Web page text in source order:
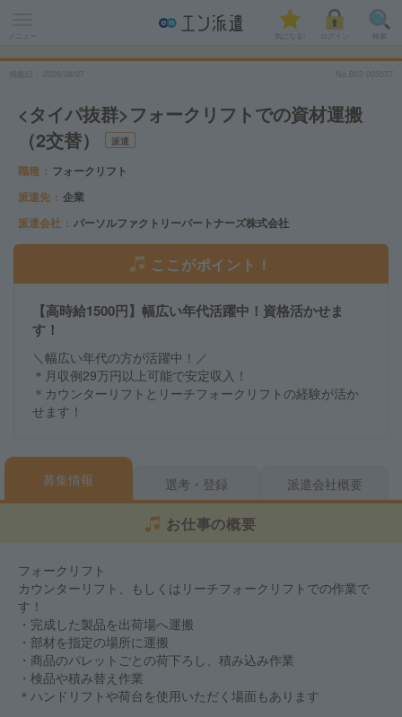
メニュー 気になる! 検索
No.B02-005037
<タイパ抜群>フォークリフトでの資材運搬
（2交替）
派遣
職種
フォークリフト
派遣先
企業
派遣会社
パーソルファクトリーパートナーズ株式会社
ここがポイント！
【高時給1500円】幅広い年代活躍中！資格活かせま
す！
＼幅広い年代の方が活躍中！／
＊月収例29万円以上可能で安定収入！
＊カウンターリフトとリーチフォークリフトの経験が活か
せます！
募集情報 選考・登録 派遣会社概要
お仕事の概要
フォークリフト
カウンターリフト、もしくはリーチフォークリフトでの作業で
す！
・完成した製品を出荷場へ運搬
・部材を指定の場所に運搬
・商品のパレットごとの荷下ろし、積み込み作業
・検品や積み替え作業
＊ハンドリフトや荷台を使用いただく場面もあります